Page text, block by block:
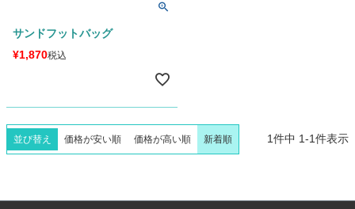
サンドフットバッグ
¥1,870税込
並び替え 価格が安い順 価格が高い順 新着順 1件中 1-1件表示